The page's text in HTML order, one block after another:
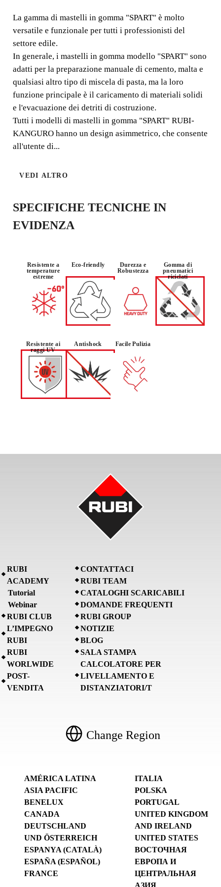
La gamma di mastelli in gomma "SPART" è molto
versatile e funzionale per tutti i professionisti del settore
edile. In generale, i mastelli in gomma modello "SPART"
sono adatti per la preparazione manuale di cemento,
malta e qualsiasi altro tipo di miscela di pasta, ma la loro
funzione principale è il caricamento di materiali solidi e
l'evacuazione dei detriti di costruzione.
La gamma di mastelli in gomma "SPART" è molto
versatile e funzionale per tutti i professionisti del
settore edile.
In generale, i mastelli in gomma modello "SPART" sono
adatti per la preparazione manuale di cemento, malta e
qualsiasi altro tipo di miscela di pasta, ma la loro
funzione principale è il caricamento di materiali solidi
e l'evacuazione dei detriti di costruzione.
Tutti i modelli di mastelli in gomma "SPART" RUBI-
KANGURO hanno un design asimmetrico, che consente
all'utente di...
VEDI ALTRO
SPECIFICHE TECNICHE IN
EVIDENZA
Resistente a
temperature
estreme
Eco-friendly
Durezza e
Robustezza
Gomma di
pneumatici
riciclati
Resistente ai
raggi UV
Antishock Facile Pulizia
RUBI
ACADEMY
Tutorial
Webinar
RUBI CLUB
L’IMPEGNO
RUBI
RUBI
WORLWIDE
POST-
VENDITA
CONTATTACI
RUBI TEAM
CATALOGHI SCARICABILI
DOMANDE FREQUENTI
RUBI GROUP
NOTIZIE
BLOG
SALA STAMPA
CALCOLATORE PER
LIVELLAMENTO E
DISTANZIATORI/T
Change Region
AMÉRICA LATINA
ASIA PACIFIC
BENELUX
CANADA
DEUTSCHLAND
UND ÖSTERREICH
ESPANYA (CATALÀ)
ESPAÑA (ESPAÑOL)
FRANCE
ITALIA
POLSKA
PORTUGAL
UNITED KINGDOM
AND IRELAND
UNITED STATES
ВОСТОЧНАЯ
ЕВРОПА И
ЦЕНТРАЛЬНАЯ
АЗИЯ